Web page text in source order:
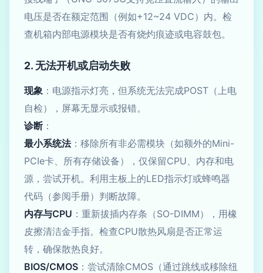
电压是否在额定范围（例如+12~24 VDC）内。检
查机箱内部电源模块是否有烧灼痕迹或电容鼓包。
2. 无法开机或启动失败
现象 ：电源指示灯亮，但系统无法完成POST（上电
自检），屏幕无显示或报错。
诊断 ：
最小系统法：移除所有非必需模块（如额外的Mini-
PCIe卡、所有存储设备），仅保留CPU、内存和电
源，尝试开机。利用主板上的LED指示灯或蜂鸣器
代码（参阅手册）判断故障。
内存与CPU ：重新拔插内存条（SO-DIMM），用橡
皮擦清洁金手指。检查CPU散热风扇是否正常运
转，确保散热良好。
BIOS/CMOS ：尝试清除CMOS（通过跳线或移除纽